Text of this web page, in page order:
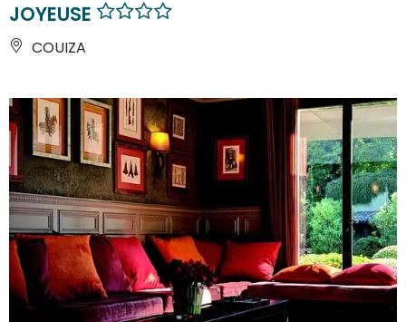
JOYEUSE
COUIZA